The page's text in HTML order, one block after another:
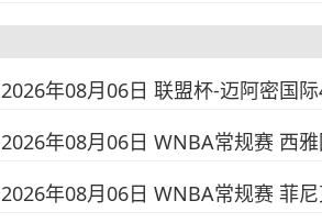
2026年08月06日 联盟杯-迈阿密国
2026年08月06日 WNBA常规赛 西
2026年08月06日 WNBA常规赛 菲